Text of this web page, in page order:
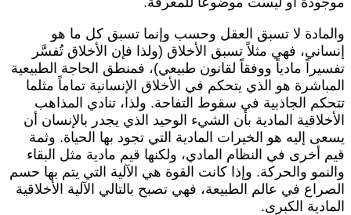
لا تسبق العقل وحسب وإنما تسبق كل ما هو
فهي مثلاً تسبق الأخلاق (ولذا فإن الأخلاق تُفسَّر
مادياً ووفقاً لقانون طبيعي)، فمنطق الحاجة الطبيعية
هو الذي يتحكم في الأخلاق الإنسانية تماماً مثلما
الجاذبية في سقوط التفاحة. ولذا، تنادي المذاهب
المادية بأن الشيء الوحيد الذي يجدر بالإنسان أن
إليه هو الخيرات المادية التي تجود بها الحياة. وثمة
أخرى في النظام المادي، ولكنها قيم مادية مثل البقاء
والحركة. وإذا كانت القوة هي الآلية التي يتم بها حسم
في عالم الطبيعة، فهي تصبح بالتالي الآلية الأخلاقية
الكبرى.